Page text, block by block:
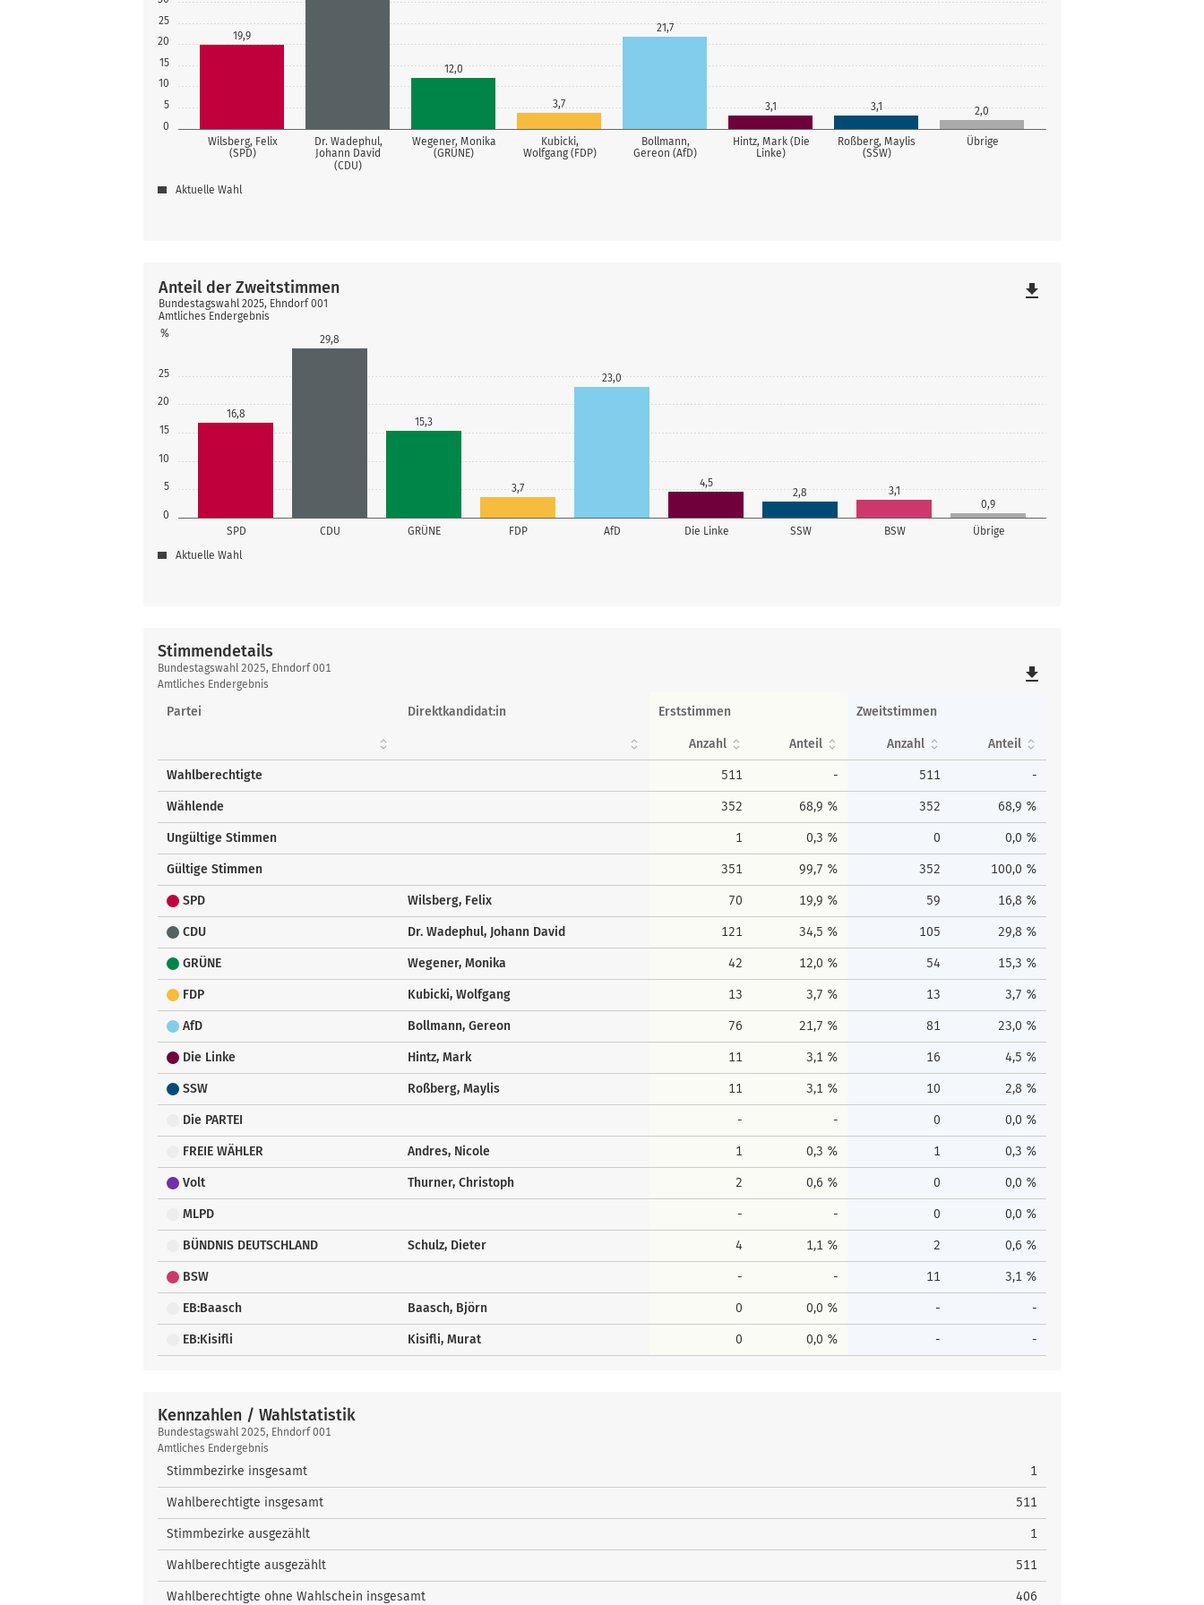
0
5
10
15
20
25
Wilsberg, Felix
(SPD)
Dr. Wadephul,
Johann David
(CDU)
Wegener, Monika
(GRÜNE)
Kubicki,
Wolfgang (FDP)
Bollmann,
Gereon (AfD)
Hintz, Mark (Die
Linke)
Roßberg, Maylis
(SSW)
Übrige
19,9
12,0
3,7
21,7
3,1 3,1 2,0
Aktuelle Wahl
0
5
10
15
20
25
%
SPD CDU GRÜNE FDP AfD Die Linke SSW BSW Übrige
16,8
29,8
15,3
3,7
23,0
4,5
2,8
3,1
0,9
Anteil der Zweitstimmen
Bundestagswahl 2025, Ehndorf 001
Amtliches Endergebnis
Aktuelle Wahl
file_download
Stimmendetails
Stimmendetails
Bundestagswahl 2025, Ehndorf 001
Amtliches Endergebnis
file_download
Partei Direktkandidat:in Erststimmen Zweitstimmen
Anzahl Anteil Anzahl Anteil
Wahlberechtigte 511 - 511 -
Wählende 352 68,9 % 352 68,9 %
Ungültige Stimmen 1 0,3 % 0 0,0 %
Gültige Stimmen 351 99,7 % 352 100,0 %
SPD Wilsberg, Felix 70 19,9 % 59 16,8 %
CDU Dr. Wadephul, Johann David 121 34,5 % 105 29,8 %
GRÜNE Wegener, Monika 42 12,0 % 54 15,3 %
FDP Kubicki, Wolfgang 13 3,7 % 13 3,7 %
AfD Bollmann, Gereon 76 21,7 % 81 23,0 %
Die Linke Hintz, Mark 11 3,1 % 16 4,5 %
SSW Roßberg, Maylis 11 3,1 % 10 2,8 %
Die PARTEI - - 0 0,0 %
FREIE WÄHLER Andres, Nicole 1 0,3 % 1 0,3 %
Volt Thurner, Christoph 2 0,6 % 0 0,0 %
MLPD - - 0 0,0 %
BÜNDNIS DEUTSCHLAND Schulz, Dieter 4 1,1 % 2 0,6 %
BSW - - 11 3,1 %
EB:Baasch Baasch, Björn 0 0,0 % - -
EB:Kisifli Kisifli, Murat 0 0,0 % - -
Kennzahlen / Wahlstatistik
Kennzahlen
/
Wahlstatistik
Bundestagswahl 2025, Ehndorf 001
Amtliches Endergebnis
Stimmbezirke insgesamt 1
Wahlberechtigte insgesamt 511
Stimmbezirke ausgezählt 1
Wahlberechtigte ausgezählt 511
Wahlberechtigte ohne Wahlschein insgesamt 406